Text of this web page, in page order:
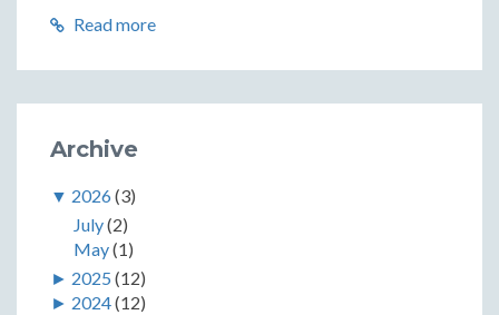
Read more
Archive
▼ 2026(3)
July(2)
May(1)
► 2025 (12)
► 2024(12)